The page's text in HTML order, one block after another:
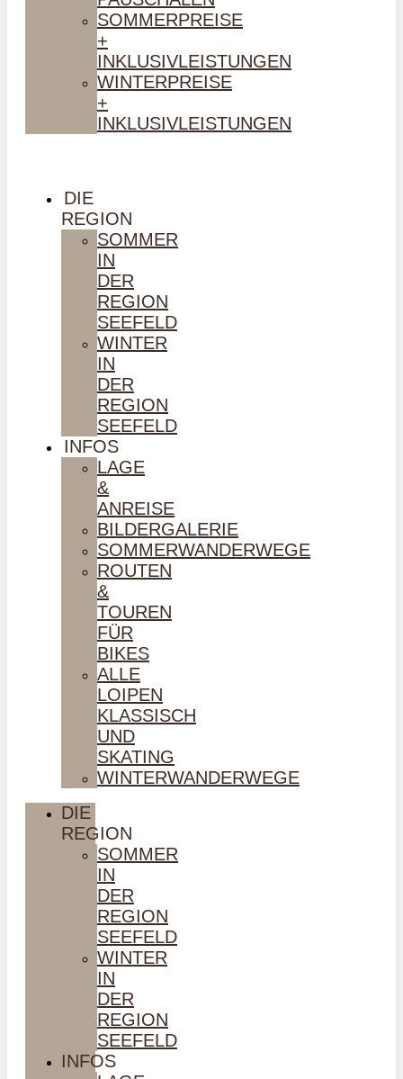
SOMMERPREISE
+
INKLUSIVLEISTUNGEN
WINTERPREISE
+
INKLUSIVLEISTUNGEN
DIE
REGION
SOMMER
IN
DER
REGION
SEEFELD
WINTER
IN
DER
REGION
SEEFELD
INFOS
LAGE
&
ANREISE
BILDERGALERIE
SOMMERWANDERWEGE
ROUTEN
&
TOUREN
FÜR
BIKES
ALLE
LOIPEN
KLASSISCH
UND
SKATING
WINTERWANDERWEGE
DIE
REGION
SOMMER
IN
DER
REGION
SEEFELD
WINTER
IN
DER
REGION
SEEFELD
INFOS